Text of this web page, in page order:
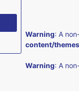
Warning: A
content/
Warning: A